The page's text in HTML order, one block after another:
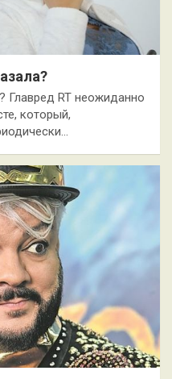
Главред RT неожиданно
который,